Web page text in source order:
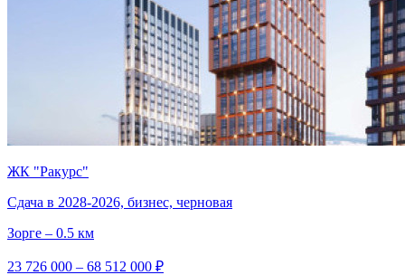
ЖК "Ракурс"
Сдача в 2028-2026, бизнес, черновая
Зорге – 0.5 км
23 726 000 – 68 512 000 ₽